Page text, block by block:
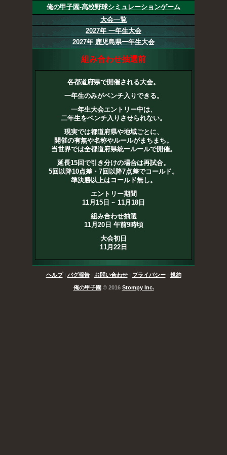
俺の甲子園-高校野球シミュレーションゲーム
大会一覧
2027年 一年生大会
2027年 鹿児島県一年生大会
組み合わせ抽選前
各都道府県で開催される大会。
一年生のみがベンチ入りできる。
一年生大会エントリー中は、
二年生をベンチ入りさせられない。
現実では都道府県や地域ごとに、
開催の有無や名称やルールがまちまち。
当世界では全都道府県統一ルールで開催。
延長15回で引き分けの場合は再試合。
5回以降10点差・7回以降7点差でコールド。
準決勝以上はコールド無し。
エントリー期間
11月15日 ~ 11月18日
組み合わせ抽選
11月20日 午前9時頃
大会初日
11月22日
ヘルプ| バグ報告| お問い合わせ| プライバシー| 規約
俺の甲子園 © 2016 Stompy Inc.